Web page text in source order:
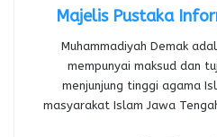
Majelis Pustaka
Muhammadiyah Demak
mempunyai maksud dan
menjunjung tinggi agama
masyarakat Islam Jawa